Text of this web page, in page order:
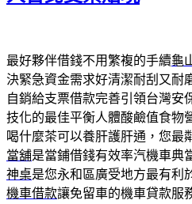
最好夥伴借錢不用繁複的手續龜
決緊急資金需求好清潔耐刮又耐
自銷給支票借款完善引領台灣安
技化的最佳平衡人體酸鹼值食物
喝什麼茶可以養肝護肝通，您最
當舖是當鋪借錢有效率汽機車典
神桌是您永和區廣受地方最有利
機車借款讓免留車的機車貸款服